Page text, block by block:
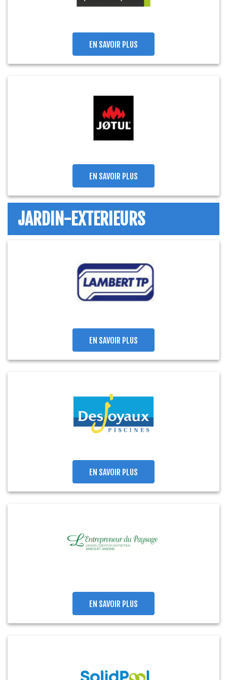
EN SAVOIR PLUS
EN SAVOIR PLUS
JARDIN-EXTERIEURS
EN SAVOIR PLUS
EN SAVOIR PLUS
EN SAVOIR PLUS